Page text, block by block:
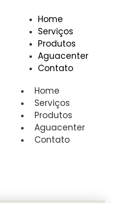
Home
Serviços
Produtos
Aguacenter
Contato
Home
Serviços
Produtos
Aguacenter
Contato